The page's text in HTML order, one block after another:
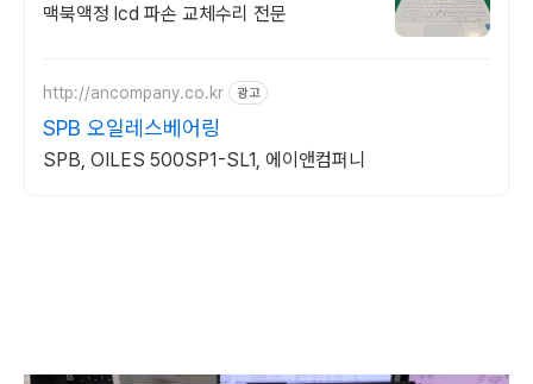
맥북액정 lcd 파손 교체수리 전문
http://ancompany.co.kr 광고
SPB 오일레스베어링
SPB, OILES 500SP1-SL1, 에이앤컴퍼니